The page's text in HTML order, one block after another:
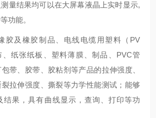
量结果均可以在大屏幕液晶上实时显示,
功能。
胶及橡胶制品、电线电缆用塑料（PV
纸张纸板、塑料薄膜、制品、PVC管
带、胶带、胶粘剂等产品的拉伸强度、
拉伸强度、撕裂等力学性能测试；能够
结果，具有曲线显示，查询、打印等功